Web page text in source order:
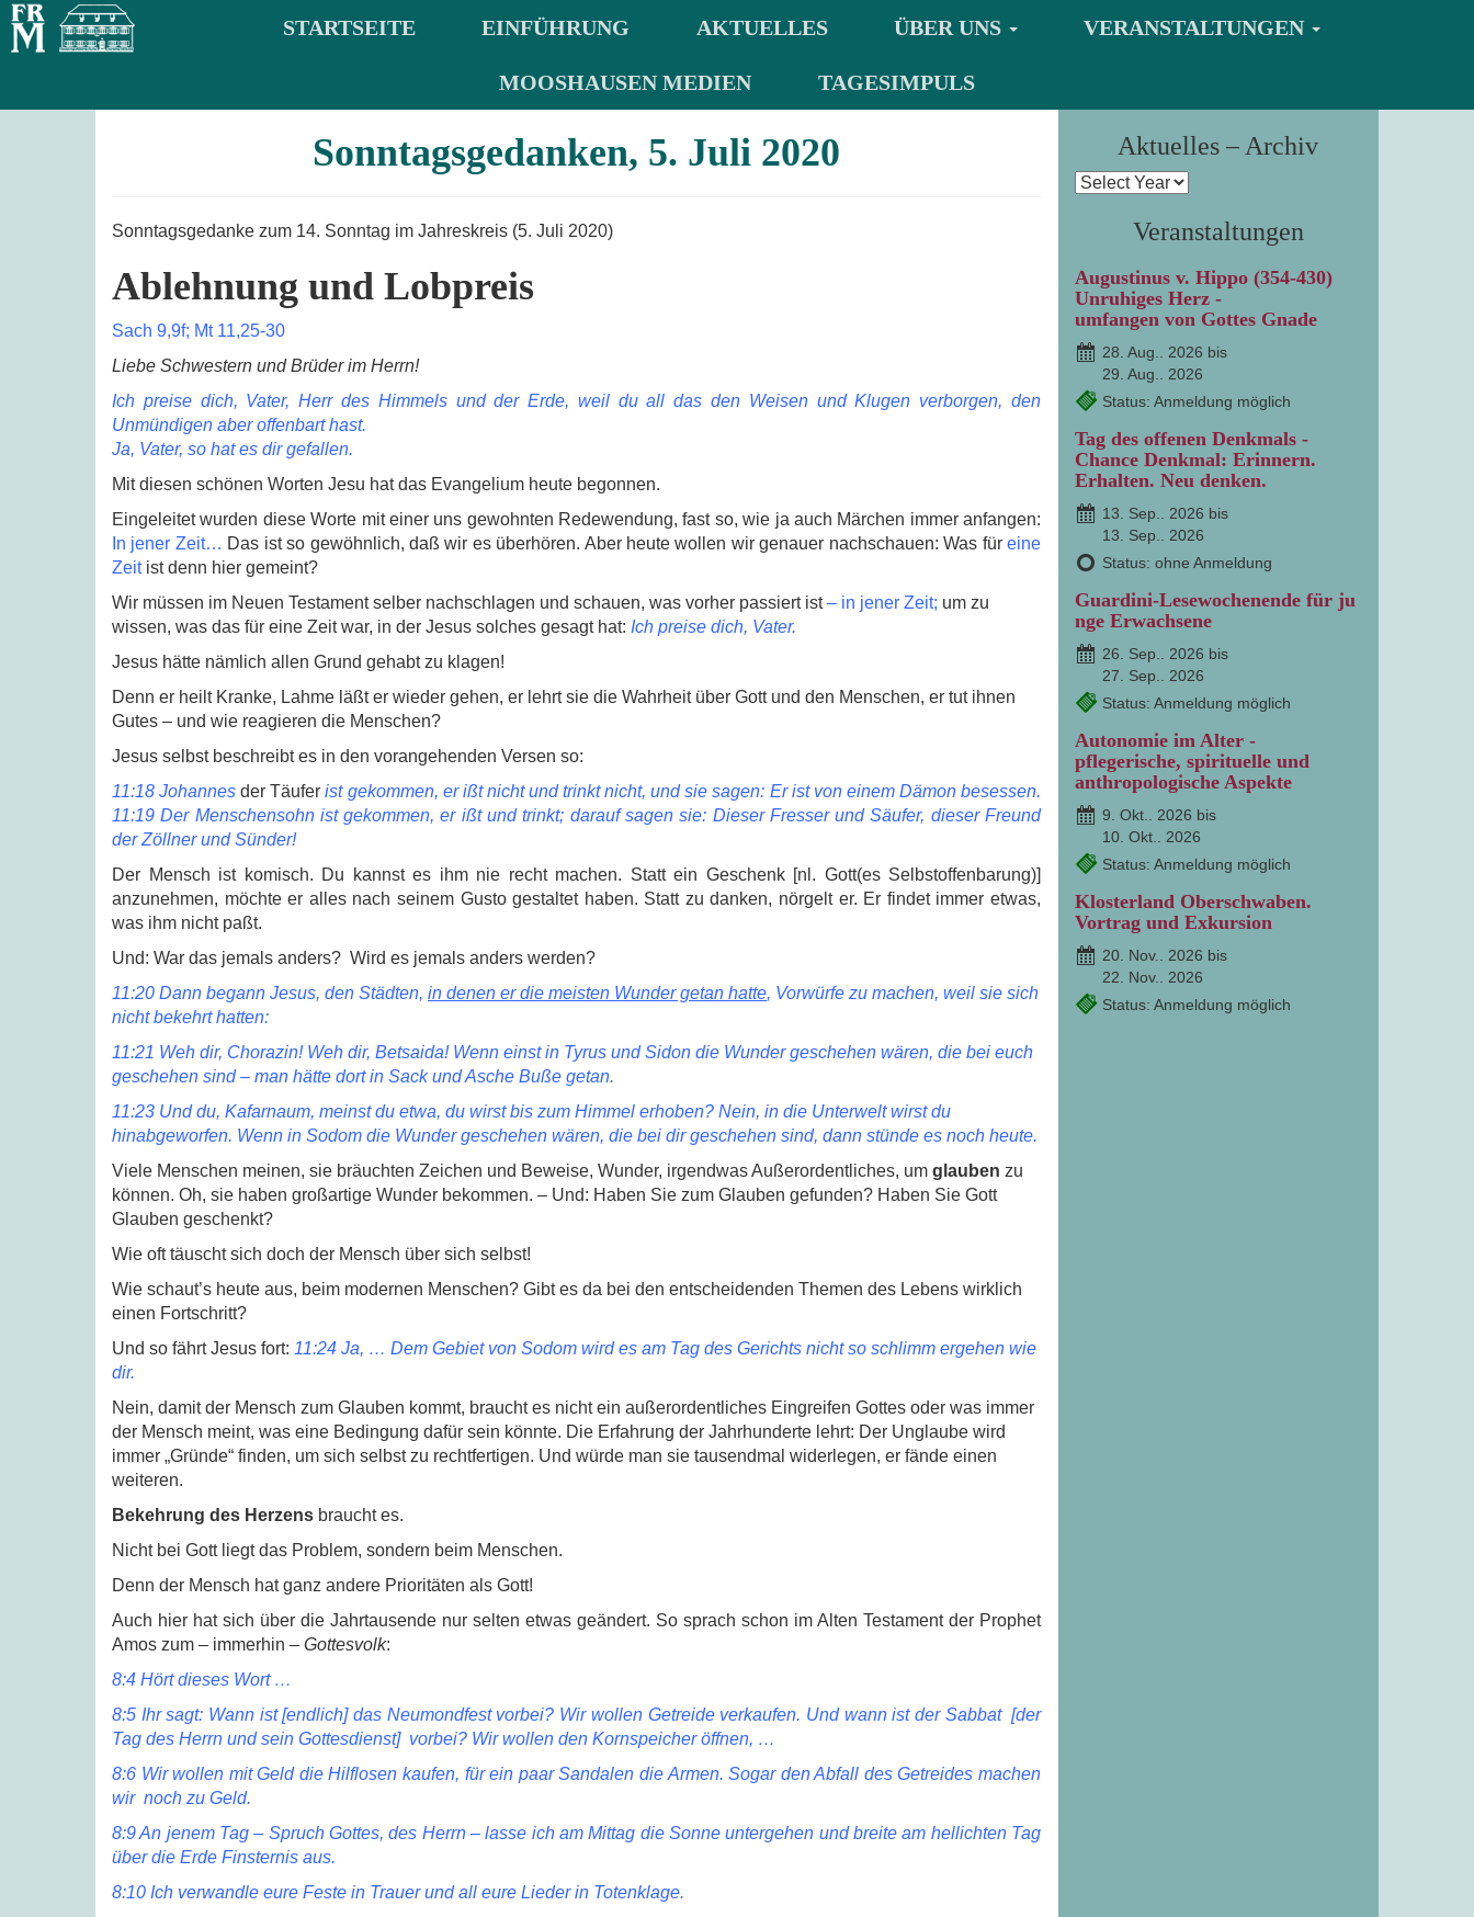
STARTSEITE EINFÜHRUNG AKTUELLES ÜBER UNS VERANSTALTUNGEN
MOOSHAUSEN MEDIEN TAGESIMPULS
Sonntagsgedanken, 5. Juli 2020
Sonntagsgedanke zum 14. Sonntag im Jahreskreis (5. Juli 2020)
Ablehnung und Lobpreis
Sach 9,9f; Mt 11,25-30
Liebe Schwestern und Brüder im Herrn!
Ich preise dich, Vater, Herr des Himmels und der Erde, weil du all das den Weisen und Klugen verborgen, den
Unmündigen aber offenbart hast.
Ja, Vater, so hat es dir gefallen.
Mit diesen schönen Worten Jesu hat das Evangelium heute begonnen.
Eingeleitet wurden diese Worte mit einer uns gewohnten Redewendung, fast so, wie ja auch Märchen immer anfangen:
In jener Zeit… Das ist so gewöhnlich, daß wir es überhören. Aber heute wollen wir genauer nachschauen: Was füreine
Zeitist denn hier gemeint?
Wir müssen im Neuen Testament selber nachschlagen und schauen, was vorher passiert ist– in jener Zeit; um zu
wissen, was das für eine Zeit war, in der Jesus solches gesagt hat: Ich preise dich, Vater.
Jesus hätte nämlich allen Grund gehabt zu klagen!
Denn er heilt Kranke, Lahme läßt er wieder gehen, er lehrt sie die Wahrheit über Gott und den Menschen, er tut ihnen
Gutes – und wie reagieren die Menschen?
Jesus selbst beschreibt es in den vorangehenden Versen so:
11:18 Johannes der Täuferist gekommen, er ißt nicht und trinkt nicht, und sie sagen: Er ist von einem Dämon besessen.
11:19 Der Menschensohn ist gekommen, er ißt und trinkt; darauf sagen sie: Dieser Fresser und Säufer, dieser Freund
der Zöllner und Sünder!
Der Mensch ist komisch. Du kannst es ihm nie recht machen. Statt ein Geschenk [nl. Gott(es Selbstoffenbarung)]
anzunehmen, möchte er alles nach seinem Gusto gestaltet haben. Statt zu danken, nörgelt er. Er findet immer etwas,
was ihm nicht paßt.
Und: War das jemals anders? Wird es jemals anders werden?
11:20 Dann begann Jesus, den Städten, in denen er die meisten Wunder getan hatte, Vorwürfe zu machen, weil sie sich
nicht bekehrt hatten:
11:21 Weh dir, Chorazin! Weh dir, Betsaida! Wenn einst in Tyrus und Sidon die Wunder geschehen wären, die bei euch
geschehen sind – man hätte dort in Sack und Asche Buße getan.
11:23 Und du, Kafarnaum, meinst du etwa, du wirst bis zum Himmel erhoben? Nein, in die Unterwelt wirst du
hinabgeworfen. Wenn in Sodom die Wunder geschehen wären, die bei dir geschehen sind, dann stünde es noch heute.
Viele Menschen meinen, sie bräuchten Zeichen und Beweise, Wunder, irgendwas Außerordentliches, um glauben zu
können. Oh, sie haben großartige Wunder bekommen. – Und: Haben Sie zum Glauben gefunden? Haben Sie Gott
Glauben geschenkt?
Wie oft täuscht sich doch der Mensch über sich selbst!
Wie schaut’s heute aus, beim modernen Menschen? Gibt es da bei den entscheidenden Themen des Lebens wirklich
einen Fortschritt?
Und so fährt Jesus fort: 11:24 Ja, … Dem Gebiet von Sodom wird es am Tag des Gerichts nicht so schlimm ergehen wie
dir.
Nein, damit der Mensch zum Glauben kommt, braucht es nicht ein außerordentliches Eingreifen Gottes oder was immer
der Mensch meint, was eine Bedingung dafür sein könnte. Die Erfahrung der Jahrhunderte lehrt: Der Unglaube wird
immer „Gründe“ finden, um sich selbst zu rechtfertigen. Und würde man sie tausendmal widerlegen, er fände einen
weiteren.
Bekehrung des Herzens braucht es.
Nicht bei Gott liegt das Problem, sondern beim Menschen.
Denn der Mensch hat ganz andere Prioritäten als Gott!
Auch hier hat sich über die Jahrtausende nur selten etwas geändert. So sprach schon im Alten Testament der Prophet
Amos zum – immerhin – Gottesvolk:
8:4 Hört dieses Wort …
8:5 Ihr sagt: Wann ist [endlich] das Neumondfest vorbei? Wir wollen Getreide verkaufen. Und wann ist der Sabbat [der
Tag des Herrn und sein Gottesdienst] vorbei? Wir wollen den Kornspeicher öffnen, …
8:6 Wir wollen mit Geld die Hilflosen kaufen, für ein paar Sandalen die Armen. Sogar den Abfall des Getreides machen
wir noch zu Geld.
8:9 An jenem Tag – Spruch Gottes, des Herrn – lasse ich am Mittag die Sonne untergehen und breite am hellichten Tag
über die Erde Finsternis aus.
8:10 Ich verwandle eure Feste in Trauer und all eure Lieder in Totenklage.
Aktuelles – Archiv
Veranstaltungen
Augustinus v. Hippo (354-430)
Unruhiges Herz -
umfangen von Gottes Gnade
28. Aug.. 2026 bis
29. Aug.. 2026
Status: Anmeldung möglich
Tag des offenen Denkmals -
Chance Denkmal: Erinnern.
Erhalten. Neu denken.
13. Sep.. 2026 bis
13. Sep.. 2026
Status: ohne Anmeldung
Guardini-Lesewochenende für ju
nge Erwachsene
26. Sep.. 2026 bis
27. Sep.. 2026
Status: Anmeldung möglich
Autonomie im Alter -
pflegerische, spirituelle und
anthropologische Aspekte
9. Okt.. 2026 bis
10. Okt.. 2026
Status: Anmeldung möglich
Klosterland Oberschwaben.
Vortrag und Exkursion
20. Nov.. 2026 bis
22. Nov.. 2026
Status: Anmeldung möglich